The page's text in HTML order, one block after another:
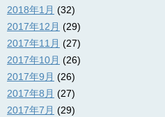
2018年1月 (32)
2017年12月 (29)
2017年11月 (27)
2017年10月 (26)
2017年9月 (26)
2017年8月 (27)
2017年7月 (29)